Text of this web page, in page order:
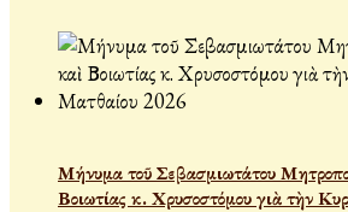
Μήνυμα τοῦ Σεβασμιωτάτου
Βοιωτίας κ. Χρυσοστόμου γιὰ τὴν